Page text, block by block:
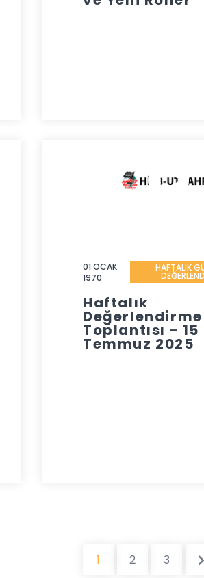
01 OCAK
1970
HAFTALIK
Haftalık
Değerlendirme
Toplantısı - 15
Temmuz 2025
1 2 3